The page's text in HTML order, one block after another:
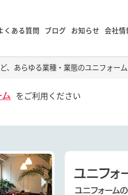
くある質問 ブログ お知らせ 会社情
あらゆる業種・業態のユニフォーム
ム をご利用ください